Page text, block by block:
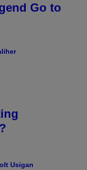
Go to
Usigan